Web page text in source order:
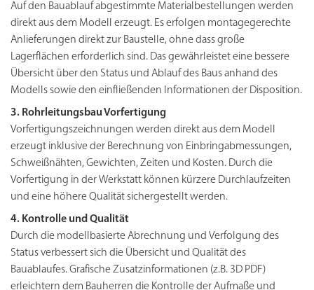
Auf den Bauablauf abgestimmte Materialbestellungen werden
direkt aus dem Modell erzeugt. Es erfolgen montagegerechte
Anlieferungen direkt zur Baustelle, ohne dass große
Lagerflächen erforderlich sind. Das gewährleistet eine bessere
Übersicht über den Status und Ablauf des Baus anhand des
Modells sowie den einfließenden Informationen der Disposition.
3. Rohrleitungsbau Vorfertigung
Vorfertigungszeichnungen werden direkt aus dem Modell
erzeugt inklusive der Berechnung von Einbringabmessungen,
Schweißnähten, Gewichten, Zeiten und Kosten. Durch die
Vorfertigung in der Werkstatt können kürzere Durchlaufzeiten
und eine höhere Qualität sichergestellt werden.
4. Kontrolle und Qualität
Durch die modellbasierte Abrechnung und Verfolgung des
Status verbessert sich die Übersicht und Qualität des
Bauablaufes. Grafische Zusatzinformationen (z.B. 3D PDF)
erleichtern dem Bauherren die Kontrolle der Aufmaße und